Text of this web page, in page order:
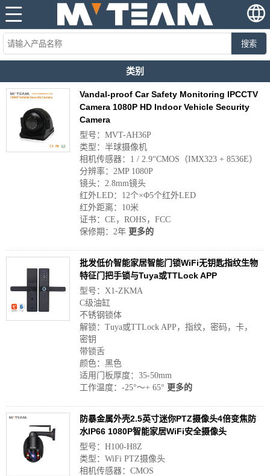
搜索
类别
Vandal-proof Car Safety Monitoring IPCCTV
Camera 1080P HD Indoor Vehicle Security
Camera
型号：MVT-AH36P
类型：半球摄像机
相机传感器：1 / 2.9“CMOS（IMX323 + 8536E）
分辨率：2MP 1080P
镜头：2.8mm镜头
红外LED：12个×Φ5个红外LED
红外距离：10米
证书：CE，ROHS，FCC
保修期：2年 更多的
批发低价智能家居智能门锁WiFi无钥匙指纹生物
特征门把手锁与Tuya或TTLock APP
型号：X1-ZKMA
C级油缸
不锈钢锁体
解锁：Tuya或TTLock APP，指纹，密码，卡，
密钥
带锁舌
颜色：黑色
适用门板厚度：35-50mm
工作温度：-25°〜+ 65° 更多的
防暴金属外壳2.5英寸迷你PTZ摄像头4倍变焦防
水IP66 1080P智能家居WiFi安全摄像头
型号：H100-H8Z
类型：WiFi PTZ摄像头
相机传感器：CMOS